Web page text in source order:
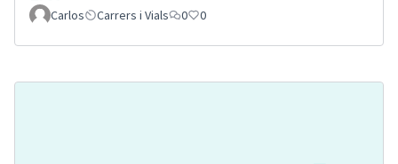
Carlos Carrers i Vials 0 0